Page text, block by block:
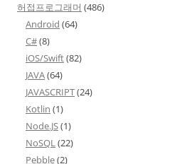
허접프로그래머 (486)
Android (64)
C#(8)
iOS/Swift(82)
JAVA(64)
JAVASCRIPT(24)
Kotlin (1)
Node.JS(1)
NoSQL(22)
Pebble(2)